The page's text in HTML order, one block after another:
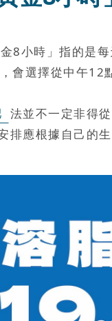
8小時」指的是
會選擇從中午
法並不一定非得
排應根據自己的